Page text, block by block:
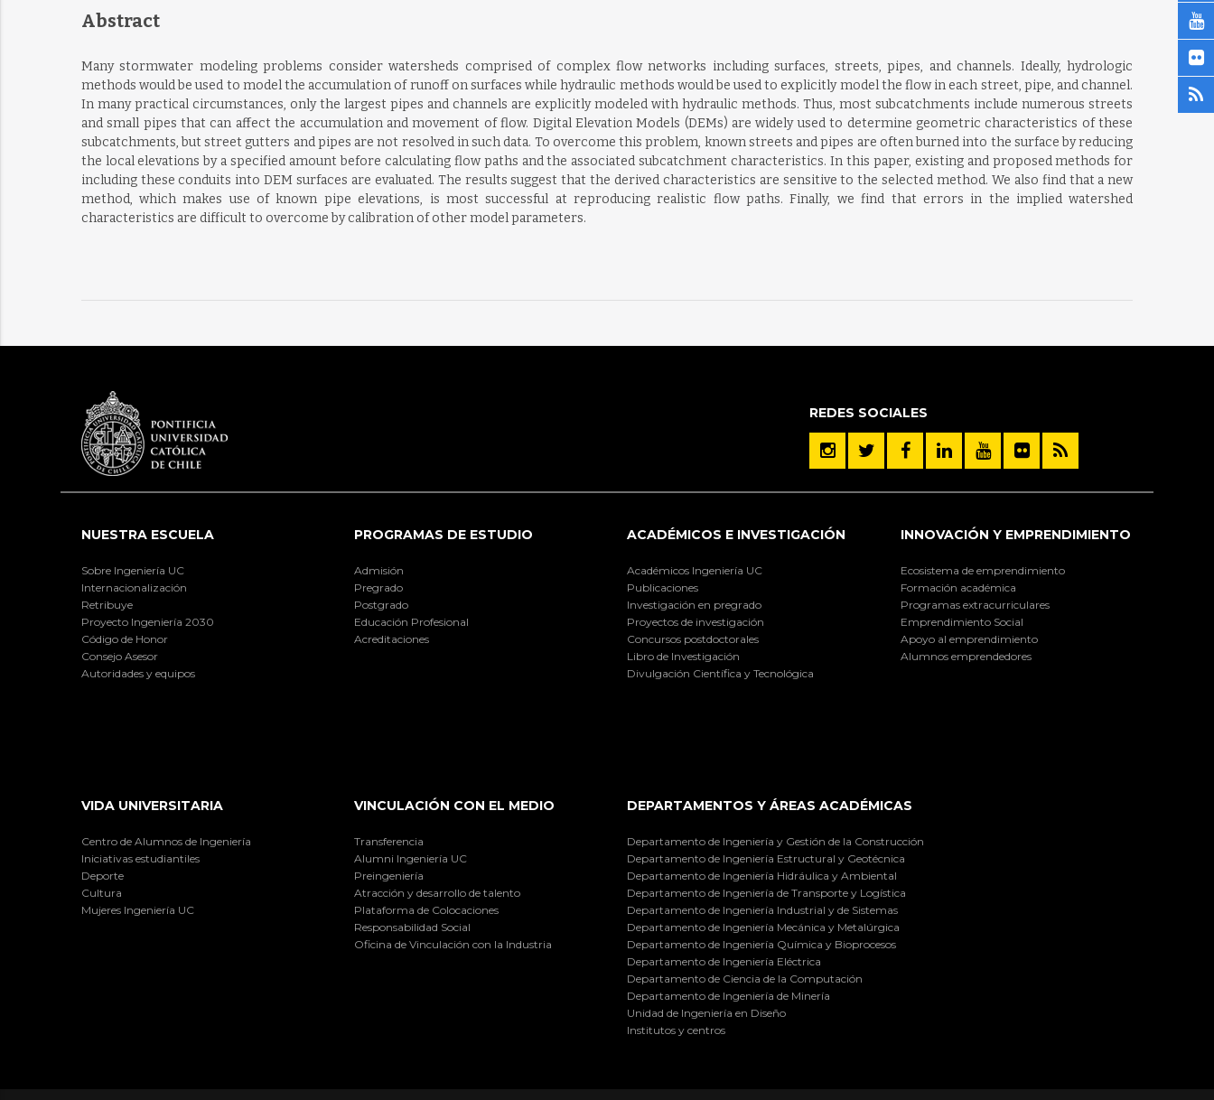
Abstract
Many stormwater modeling problems consider watersheds comprised of complex flow networks including surfaces, streets, pipes, and channels. Ideally, hydrologic
methods would be used to model the accumulation of runoff on surfaces while hydraulic methods would be used to explicitly model the flow in each street, pipe, and channel.
In many practical circumstances, only the largest pipes and channels are explicitly modeled with hydraulic methods. Thus, most subcatchments include numerous streets
and small pipes that can affect the accumulation and movement of flow. Digital Elevation Models (DEMs) are widely used to determine geometric characteristics of these
subcatchments, but street gutters and pipes are not resolved in such data. To overcome this problem, known streets and pipes are often burned into the surface by reducing
the local elevations by a specified amount before calculating flow paths and the associated subcatchment characteristics. In this paper, existing and proposed methods for
including these conduits into DEM surfaces are evaluated. The results suggest that the derived characteristics are sensitive to the selected method. We also find that a new
method, which makes use of known pipe elevations, is most successful at reproducing realistic flow paths. Finally, we find that errors in the implied watershed
characteristics are difficult to overcome by calibration of other model parameters.
REDES SOCIALES
NUESTRA ESCUELA
Sobre Ingeniería UC
Internacionalización
Retribuye
Proyecto Ingeniería 2030
Código de Honor
Consejo Asesor
Autoridades y equipos
PROGRAMAS DE ESTUDIO
Admisión
Pregrado
Postgrado
Educación Profesional
Acreditaciones
ACADÉMICOS E INVESTIGACIÓN
Académicos Ingeniería UC
Publicaciones
Investigación en pregrado
Proyectos de investigación
Concursos postdoctorales
Libro de Investigación
Divulgación Científica y Tecnológica
INNOVACIÓN Y EMPRENDIMIENTO
Ecosistema de emprendimiento
Formación académica
Programas extracurriculares
Emprendimiento Social
Apoyo al emprendimiento
Alumnos emprendedores
VIDA UNIVERSITARIA
Centro de Alumnos de Ingeniería
Iniciativas estudiantiles
Deporte
Cultura
Mujeres Ingeniería UC
VINCULACIÓN CON EL MEDIO
Transferencia
Alumni Ingeniería UC
Preingeniería
Atracción y desarrollo de talento
Plataforma de Colocaciones
Responsabilidad Social
Oficina de Vinculación con la Industria
DEPARTAMENTOS Y ÁREAS ACADÉMICAS
Departamento de Ingeniería y Gestión de la Construcción
Departamento de Ingeniería Estructural y Geotécnica
Departamento de Ingeniería Hidráulica y Ambiental
Departamento de Ingeniería de Transporte y Logística
Departamento de Ingeniería Industrial y de Sistemas
Departamento de Ingeniería Mecánica y Metalúrgica
Departamento de Ingeniería Química y Bioprocesos
Departamento de Ingeniería Eléctrica
Departamento de Ciencia de la Computación
Departamento de Ingeniería de Minería
Unidad de Ingeniería en Diseño
Institutos y centros